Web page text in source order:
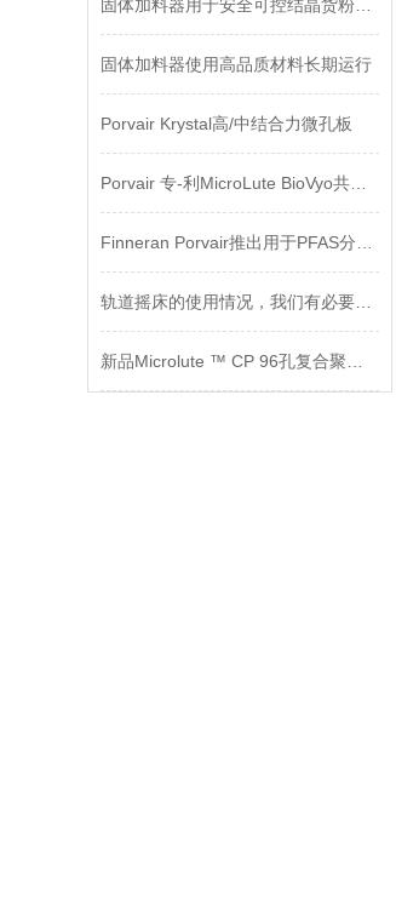
固体加料器使用高品质材料长期运行
Porvair Krystal高/中结合力微孔板